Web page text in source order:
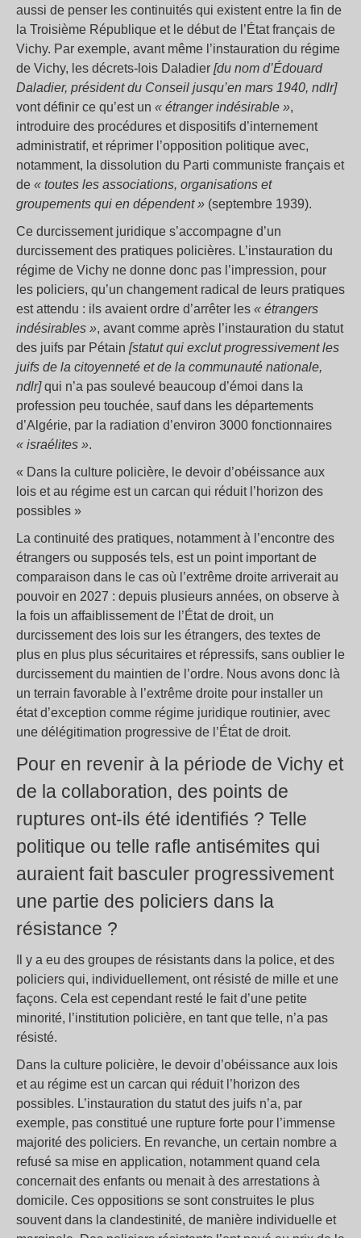
aussi de penser les continuités qui existent entre la fin de
la Troisième République et le début de l’État français de
Vichy. Par exemple, avant même l’instauration du régime
de Vichy, les décrets-lois Daladier [du nom d’Édouard
Daladier, président du Conseil jusqu’en mars 1940, ndlr]
vont définir ce qu’est un « étranger indésirable »,
introduire des procédures et dispositifs d’internement
administratif, et réprimer l’opposition politique avec,
notamment, la dissolution du Parti communiste français et
de « toutes les associations, organisations et
groupements qui en dépendent » (septembre 1939).
Ce durcissement juridique s’accompagne d’un
durcissement des pratiques policières. L’instauration du
régime de Vichy ne donne donc pas l’impression, pour
les policiers, qu’un changement radical de leurs pratiques
est attendu : ils avaient ordre d’arrêter les « étrangers
indésirables », avant comme après l’instauration du statut
des juifs par Pétain [statut qui exclut progressivement les
juifs de la citoyenneté et de la communauté nationale,
ndlr]qui n’a pas soulevé beaucoup d’émoi dans la
profession peu touchée, sauf dans les départements
d’Algérie, par la radiation d’environ 3000 fonctionnaires
« israélites ».
« Dans la culture policière, le devoir d’obéissance aux
lois et au régime est un carcan qui réduit l’horizon des
possibles »
La continuité des pratiques, notamment à l’encontre des
étrangers ou supposés tels, est un point important de
comparaison dans le cas où l’extrême droite arriverait au
pouvoir en 2027 : depuis plusieurs années, on observe à
la fois un affaiblissement de l’État de droit, un
durcissement des lois sur les étrangers, des textes de
plus en plus plus sécuritaires et répressifs, sans oublier le
durcissement du maintien de l’ordre. Nous avons donc là
un terrain favorable à l’extrême droite pour installer un
état d’exception comme régime juridique routinier, avec
une délégitimation progressive de l’État de droit.
Pour en revenir à la période de Vichy et
de la collaboration, des points de
ruptures ont-ils été identifiés ? Telle
politique ou telle rafle antisémites qui
auraient fait basculer progressivement
une partie des policiers dans la
résistance ?
Il y a eu des groupes de résistants dans la police, et des
policiers qui, individuellement, ont résisté de mille et une
façons. Cela est cependant resté le fait d’une petite
minorité, l’institution policière, en tant que telle, n’a pas
résisté.
Dans la culture policière, le devoir d’obéissance aux lois
et au régime est un carcan qui réduit l’horizon des
possibles. L’instauration du statut des juifs n’a, par
exemple, pas constitué une rupture forte pour l’immense
majorité des policiers. En revanche, un certain nombre a
refusé sa mise en application, notamment quand cela
concernait des enfants ou menait à des arrestations à
domicile. Ces oppositions se sont construites le plus
souvent dans la clandestinité, de manière individuelle et